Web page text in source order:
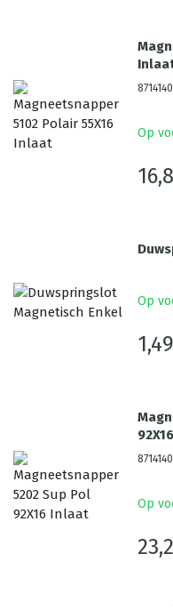
Op
Op
1,49
Op